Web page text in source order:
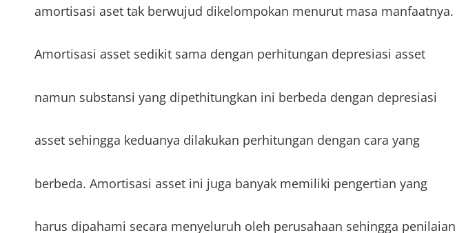
amortisasi aset tak berwujud dikelompokan menurut masa manfaatnya.
Amortisasi asset sedikit sama dengan perhitungan depresiasi asset
namun substansi yang dipethitungkan ini berbeda dengan depresiasi
asset sehingga keduanya dilakukan perhitungan dengan cara yang
berbeda. Amortisasi asset ini juga banyak memiliki pengertian yang
harus dipahami secara menyeluruh oleh perusahaan sehingga penilaian